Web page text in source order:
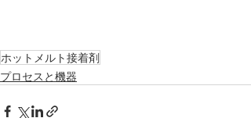
ホットメルト接着剤
プロセスと機器